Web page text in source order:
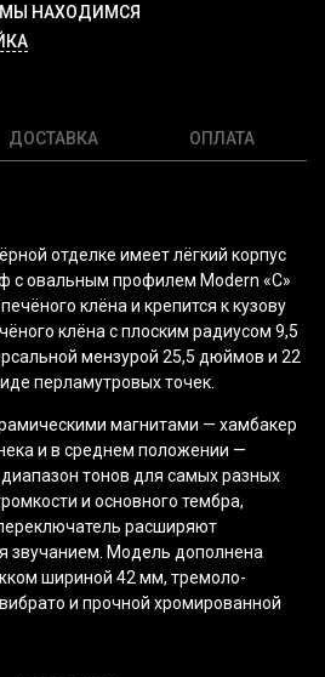
МЫ НАХОДИМСЯ
ДОСТАВКА ОПЛАТА
отделке имеет лёгкий корпус
с овальным профилем Modern «С»
клёна и крепится к кузову
клёна с плоским радиусом 9,5
мензурой 25,5 дюймов и 22
перламутровых точек.
магнитами — хамбакер
и в среднем положении —
тонов для самых разных
и основного тембра,
расширяют
звучанием. Модель дополнена
шириной 42 мм, тремоло-
и прочной хромированной